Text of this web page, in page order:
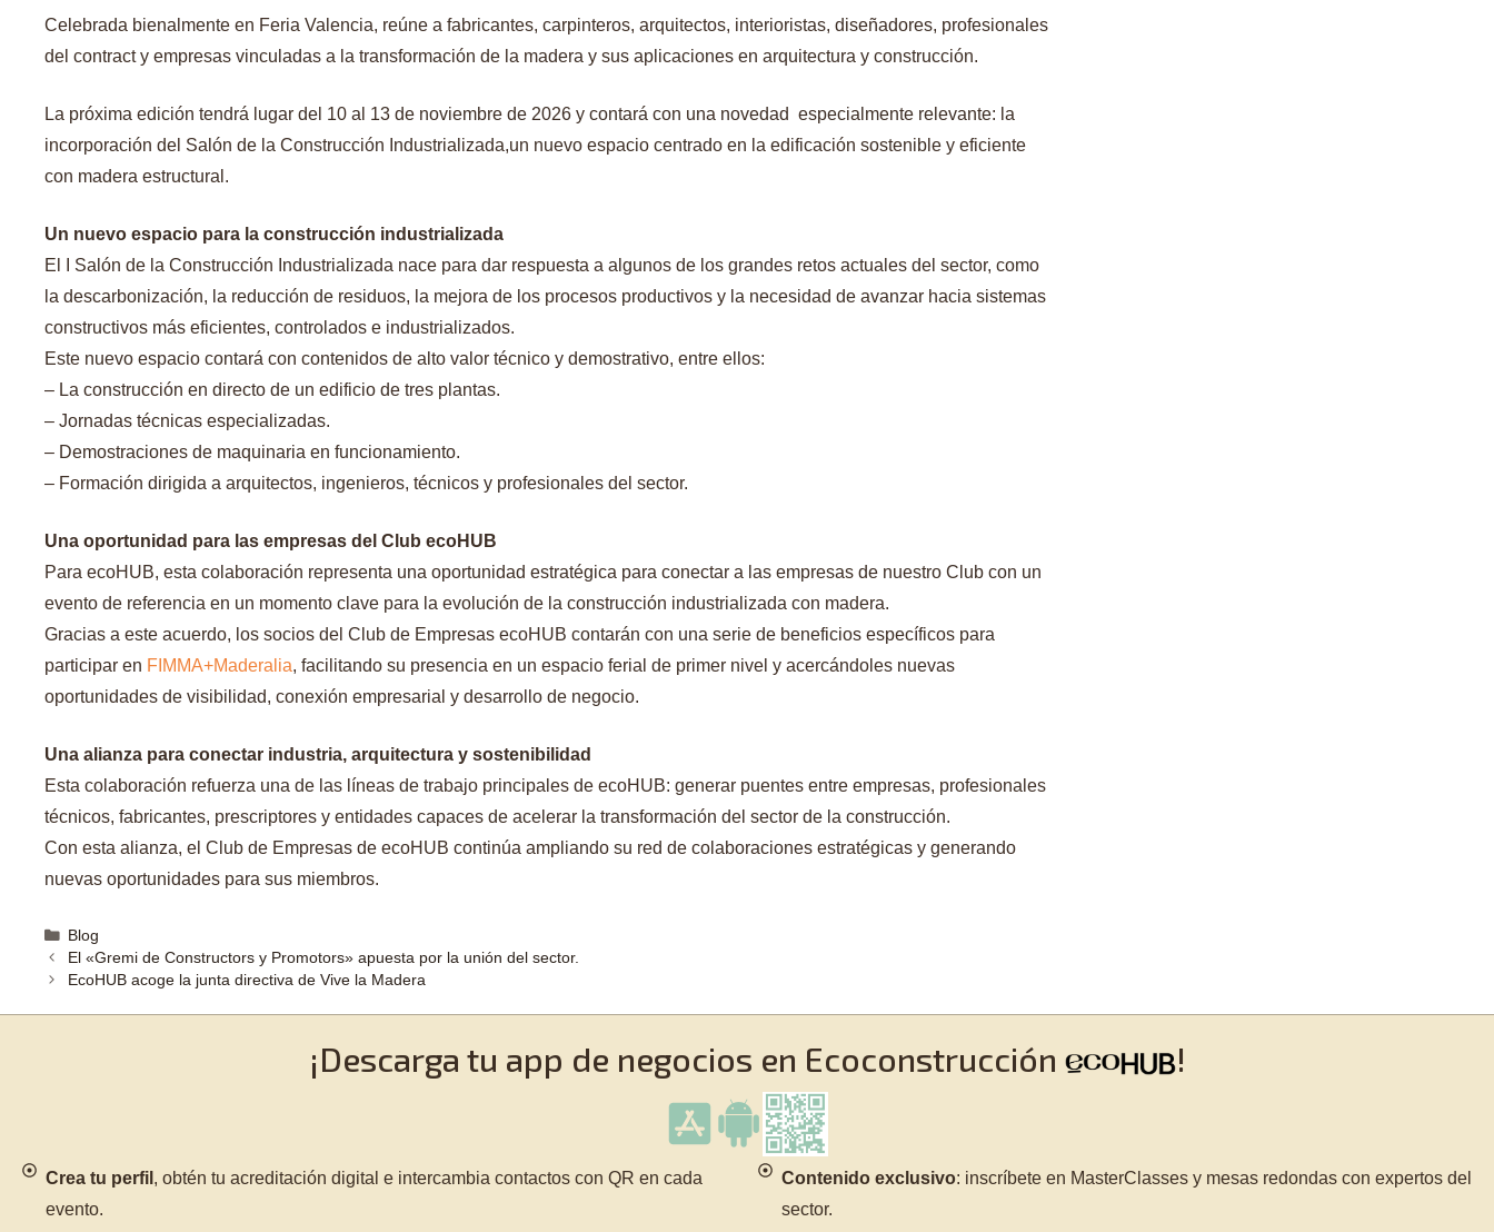
Celebrada bienalmente en Feria Valencia, reúne a fabricantes, carpinteros, arquitectos, interioristas, diseñadores, profesionales
del contract y empresas vinculadas a la transformación de la madera y sus aplicaciones en arquitectura y construcción.
La próxima edición tendrá lugar del 10 al 13 de noviembre de 2026 y contará con una novedad especialmente relevante: la
incorporación del Salón de la Construcción Industrializada,un nuevo espacio centrado en la edificación sostenible y eficiente
con madera estructural.
Un nuevo espacio para la construcción industrializada
El I Salón de la Construcción Industrializada nace para dar respuesta a algunos de los grandes retos actuales del sector, como
la descarbonización, la reducción de residuos, la mejora de los procesos productivos y la necesidad de avanzar hacia sistemas
constructivos más eficientes, controlados e industrializados.
Este nuevo espacio contará con contenidos de alto valor técnico y demostrativo, entre ellos:
– La construcción en directo de un edificio de tres plantas.
– Jornadas técnicas especializadas.
– Demostraciones de maquinaria en funcionamiento.
– Formación dirigida a arquitectos, ingenieros, técnicos y profesionales del sector.
Una oportunidad para las empresas del Club ecoHUB
Para ecoHUB, esta colaboración representa una oportunidad estratégica para conectar a las empresas de nuestro Club con un
evento de referencia en un momento clave para la evolución de la construcción industrializada con madera.
Gracias a este acuerdo, los socios del Club de Empresas ecoHUB contarán con una serie de beneficios específicos para
participar en FIMMA+Maderalia, facilitando su presencia en un espacio ferial de primer nivel y acercándoles nuevas
oportunidades de visibilidad, conexión empresarial y desarrollo de negocio.
Una alianza para conectar industria, arquitectura y sostenibilidad
Esta colaboración refuerza una de las líneas de trabajo principales de ecoHUB: generar puentes entre empresas, profesionales
técnicos, fabricantes, prescriptores y entidades capaces de acelerar la transformación del sector de la construcción.
Con esta alianza, el Club de Empresas de ecoHUB continúa ampliando su red de colaboraciones estratégicas y generando
nuevas oportunidades para sus miembros.
Blog
El «Gremi de Constructors y Promotors» apuesta por la unión del sector.
EcoHUB acoge la junta directiva de Vive la Madera
¡Descarga tu app de negocios en Ecoconstrucción !
Crea tu perfil , obtén tu acreditación digital e intercambia contactos con QR en cada
evento.
Contenido exclusivo: inscríbete en MasterClasses y mesas redondas con expertos del
sector.